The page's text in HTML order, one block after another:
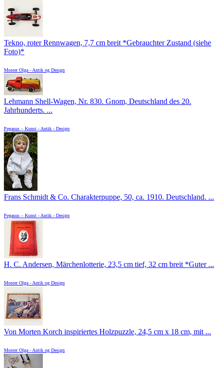
Tekno, roter Rennwagen, 7,7 cm breit *Gebrauchter Zustand (siehe
Foto)*
Moster Olga - Antik og Design
Lehmann Shell-Wagen, Nr. 830. Gnom, Deutschland des 20.
Jahrhunderts. ...
Pegasus – Kunst - Antik - Design
Frans Schmidt & Co. Charakterpuppe, 50, ca. 1910. Deutschland. ...
Pegasus – Kunst - Antik - Design
H. C. Andersen, Märchenlotterie, 23,5 cm tief, 32 cm breit *Guter ...
Moster Olga - Antik og Design
Von Morten Korch inspiriertes Holzpuzzle, 24,5 cm x 18 cm, mit ...
Moster Olga - Antik og Design